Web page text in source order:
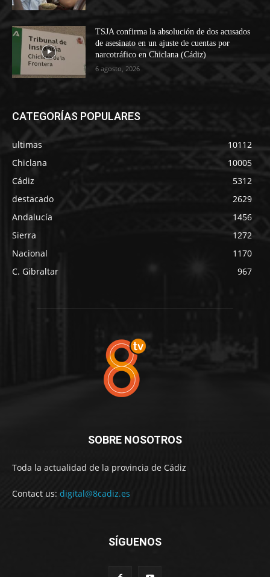
TSJA confirma la absolución de dos acusados
de asesinato en un ajuste de cuentas por
narcotráfico en Chiclana (Cádiz)
6 agosto, 2026
CATEGORÍAS POPULARES
ultimas
10112
Chiclana
10005
Cádiz
5312
destacado
2629
Andalucía
1456
Sierra
1272
Nacional
1170
C. Gibraltar
967
SOBRE NOSOTROS
Toda la actualidad de la provincia de Cádiz
Contact us: digital@8cadiz.es
SÍGUENOS